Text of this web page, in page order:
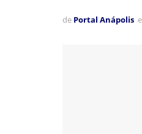
de Portal Anápolis